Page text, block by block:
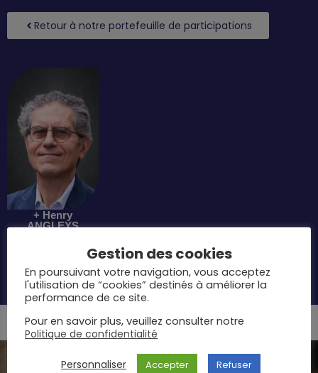
Retour à notre portefeuille de participations
+ Henry
ANGLEYS
PLATEFORME DE LOCATION COURTE ET
LONGUE DURÉE DE MEUBLES, CUISINES
ET ÉLECTROMÉNAGERS NEUFS
Gestion des cookies
En poursuivant votre navigation, vous acceptez
l'utilisation de “cookies” destinés à améliorer la
performance de ce site.
Pour en savoir plus, veuillez consulter notre
Politique de confidentialité
Personnaliser Accepter Refuser